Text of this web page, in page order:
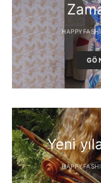
Yeni